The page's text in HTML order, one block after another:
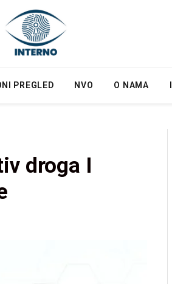
PREGLED NVO O NAMA
droga I